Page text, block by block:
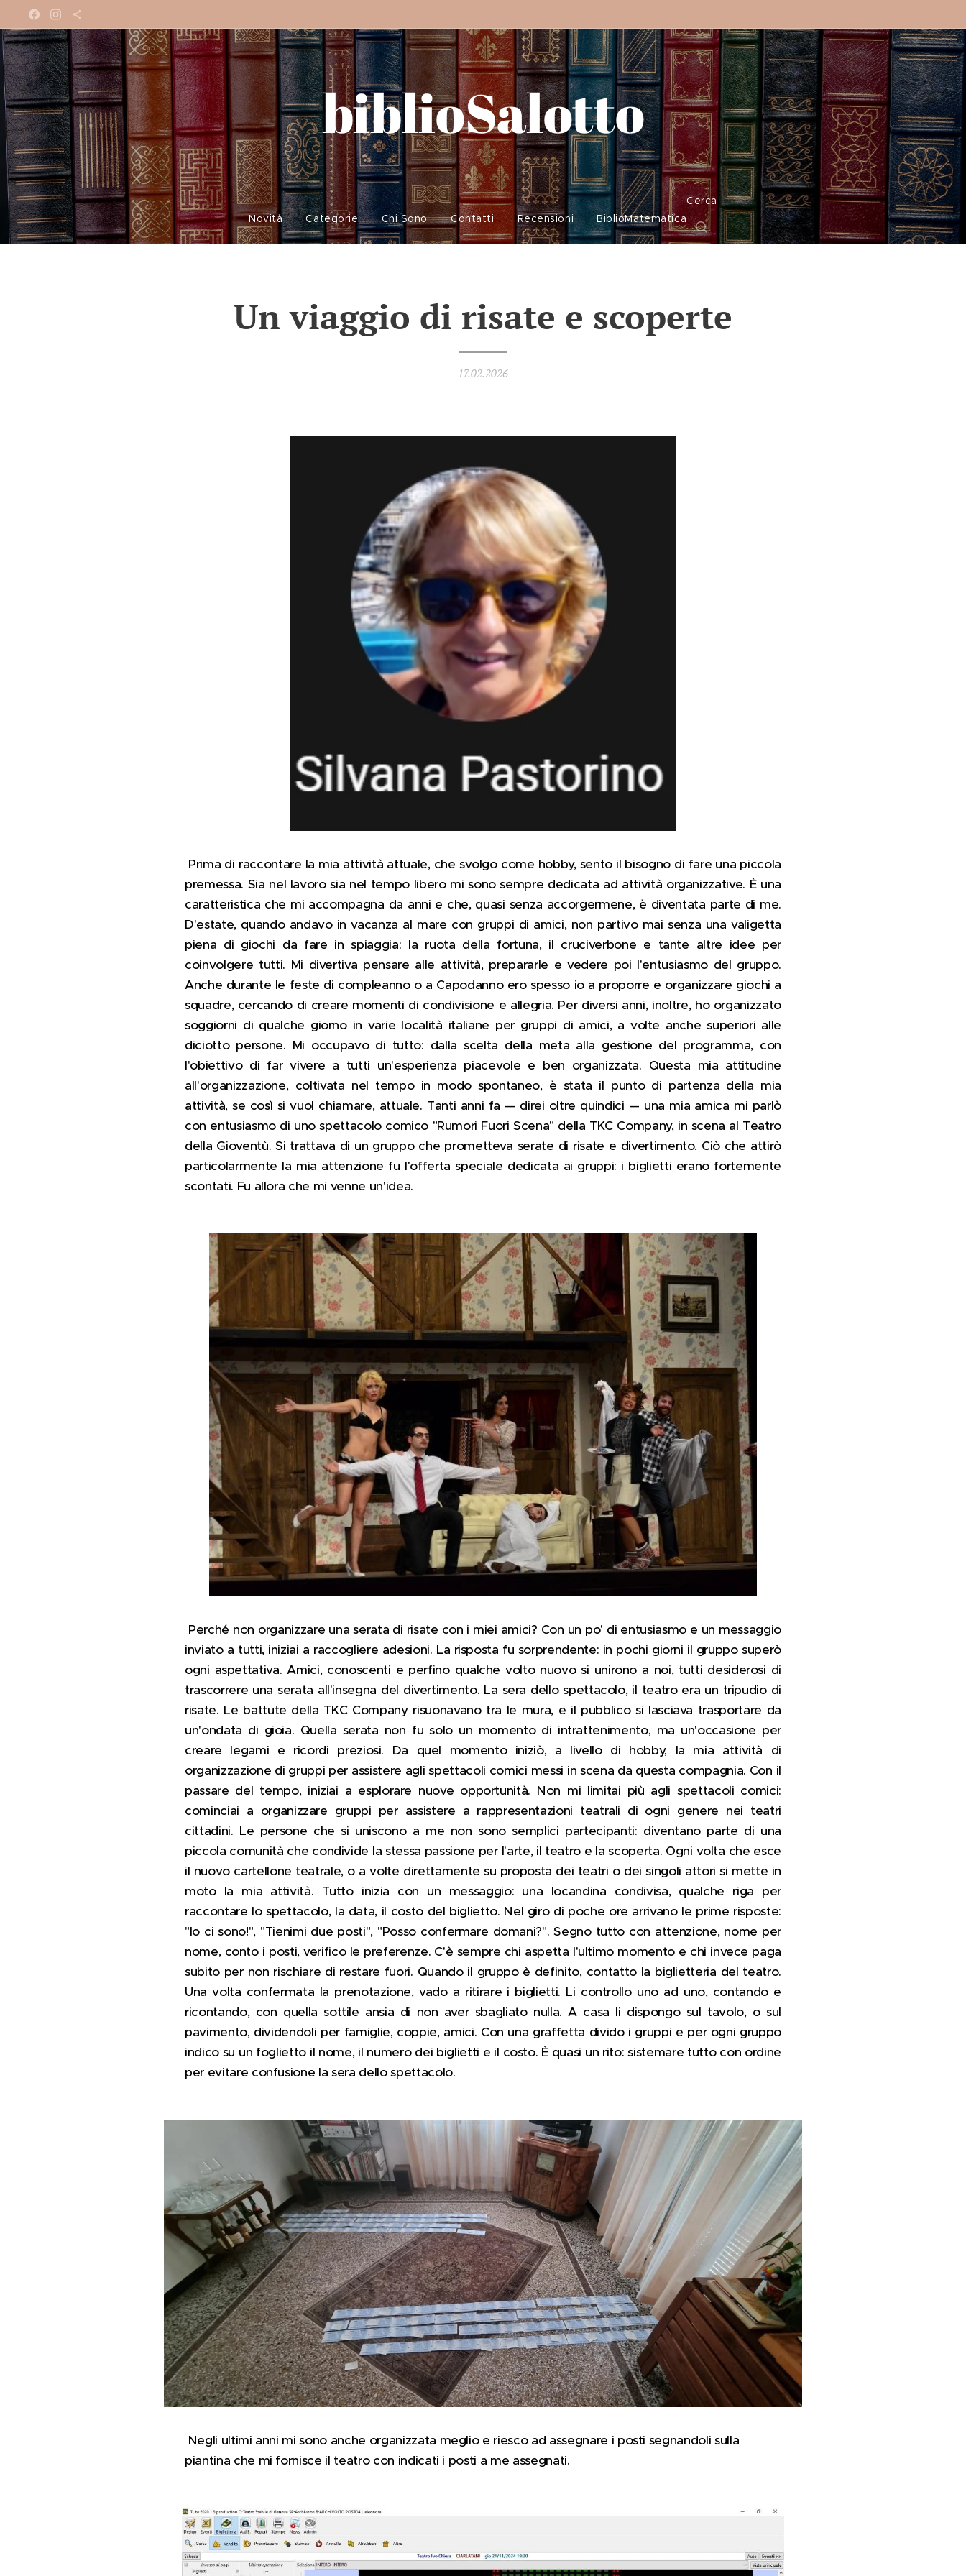
biblioSalotto
Novità Categorie Chi Sono Contatti Recensioni BiblioMatematica
Cerca
Un viaggio di risate e scoperte
17.02.2026
Prima di raccontare la mia attività attuale, che svolgo come hobby, sento il bisogno di fare una piccola
premessa. Sia nel lavoro sia nel tempo libero mi sono sempre dedicata ad attività organizzative. È una
caratteristica che mi accompagna da anni e che, quasi senza accorgermene, è diventata parte di me.
D'estate, quando andavo in vacanza al mare con gruppi di amici, non partivo mai senza una valigetta
piena di giochi da fare in spiaggia: la ruota della fortuna, il cruciverbone e tante altre idee per
coinvolgere tutti. Mi divertiva pensare alle attività, prepararle e vedere poi l'entusiasmo del gruppo.
Anche durante le feste di compleanno o a Capodanno ero spesso io a proporre e organizzare giochi a
squadre, cercando di creare momenti di condivisione e allegria. Per diversi anni, inoltre, ho organizzato
soggiorni di qualche giorno in varie località italiane per gruppi di amici, a volte anche superiori alle
diciotto persone. Mi occupavo di tutto: dalla scelta della meta alla gestione del programma, con
l'obiettivo di far vivere a tutti un'esperienza piacevole e ben organizzata. Questa mia attitudine
all'organizzazione, coltivata nel tempo in modo spontaneo, è stata il punto di partenza della mia
attività, se così si vuol chiamare, attuale. Tanti anni fa — direi oltre quindici — una mia amica mi parlò
con entusiasmo di uno spettacolo comico "Rumori Fuori Scena" della TKC Company, in scena al Teatro
della Gioventù. Si trattava di un gruppo che prometteva serate di risate e divertimento. Ciò che attirò
particolarmente la mia attenzione fu l'offerta speciale dedicata ai gruppi: i biglietti erano fortemente
scontati. Fu allora che mi venne un'idea.
Perché non organizzare una serata di risate con i miei amici? Con un po' di entusiasmo e un messaggio
inviato a tutti, iniziai a raccogliere adesioni. La risposta fu sorprendente: in pochi giorni il gruppo superò
ogni aspettativa. Amici, conoscenti e perfino qualche volto nuovo si unirono a noi, tutti desiderosi di
trascorrere una serata all'insegna del divertimento. La sera dello spettacolo, il teatro era un tripudio di
risate. Le battute della TKC Company risuonavano tra le mura, e il pubblico si lasciava trasportare da
un'ondata di gioia. Quella serata non fu solo un momento di intrattenimento, ma un'occasione per
creare legami e ricordi preziosi. Da quel momento iniziò, a livello di hobby, la mia attività di
organizzazione di gruppi per assistere agli spettacoli comici messi in scena da questa compagnia. Con il
passare del tempo, iniziai a esplorare nuove opportunità. Non mi limitai più agli spettacoli comici:
cominciai a organizzare gruppi per assistere a rappresentazioni teatrali di ogni genere nei teatri
cittadini. Le persone che si uniscono a me non sono semplici partecipanti: diventano parte di una
piccola comunità che condivide la stessa passione per l'arte, il teatro e la scoperta. Ogni volta che esce
il nuovo cartellone teatrale, o a volte direttamente su proposta dei teatri o dei singoli attori si mette in
moto la mia attività. Tutto inizia con un messaggio: una locandina condivisa, qualche riga per
raccontare lo spettacolo, la data, il costo del biglietto. Nel giro di poche ore arrivano le prime risposte:
"Io ci sono!", "Tienimi due posti", "Posso confermare domani?". Segno tutto con attenzione, nome per
nome, conto i posti, verifico le preferenze. C'è sempre chi aspetta l'ultimo momento e chi invece paga
subito per non rischiare di restare fuori. Quando il gruppo è definito, contatto la biglietteria del teatro.
Una volta confermata la prenotazione, vado a ritirare i biglietti. Li controllo uno ad uno, contando e
ricontando, con quella sottile ansia di non aver sbagliato nulla. A casa li dispongo sul tavolo, o sul
pavimento, dividendoli per famiglie, coppie, amici. Con una graffetta divido i gruppi e per ogni gruppo
indico su un foglietto il nome, il numero dei biglietti e il costo. È quasi un rito: sistemare tutto con ordine
per evitare confusione la sera dello spettacolo.
Negli ultimi anni mi sono anche organizzata meglio e riesco ad assegnare i posti segnandoli sulla
piantina che mi fornisce il teatro con indicati i posti a me assegnati.